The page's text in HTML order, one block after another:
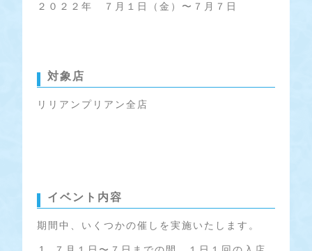
２０２２年 ７月１日（金）〜７月７日
対象店
リリアンプリアン全店
イベント内容
期間中、いくつかの催しを実施いたします。